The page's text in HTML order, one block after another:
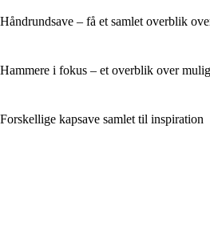
Håndrundsave – få et samlet overblik
Hammere i fokus – et overblik over
Forskellige kapsave samlet til inspiration